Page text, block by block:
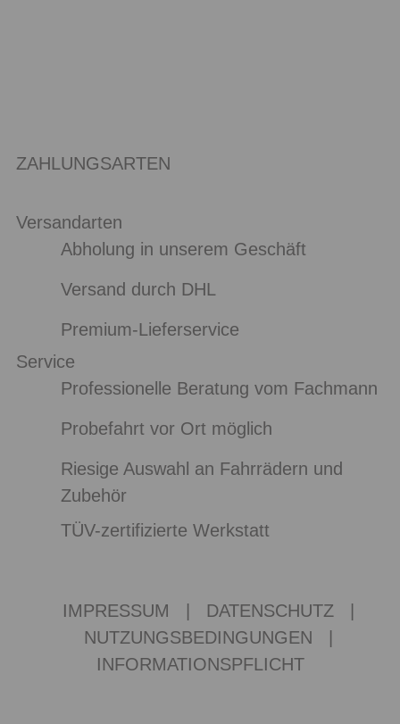
ZAHLUNGSARTEN
Versandarten
Abholung in unserem Geschäft
Versand durch DHL
Premium-Lieferservice
Service
Professionelle Beratung vom Fachmann
Probefahrt vor Ort möglich
Riesige Auswahl an Fahrrädern und
Zubehör
TÜV-zertifizierte Werkstatt
IMPRESSUM DATENSCHUTZ
NUTZUNGSBEDINGUNGEN
INFORMATIONSPFLICHT